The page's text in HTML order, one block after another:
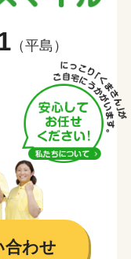
（平島）
合わせ